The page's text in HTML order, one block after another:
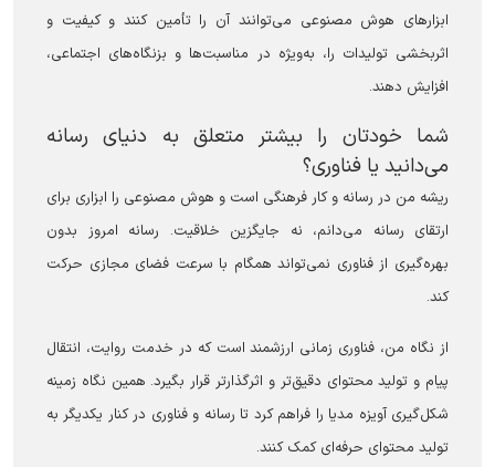
ابزارهای هوش مصنوعی می‌توانند آن را تأمین کنند و کیفیت و
اثربخشی تولیدات را، به‌ویژه در مناسبت‌ها و بزنگاه‌های اجتماعی،
افزایش دهند.
شما خودتان را بیشتر متعلق به دنیای رسانه
می‌دانید یا فناوری؟
ریشه من در رسانه و کار فرهنگی است و هوش مصنوعی را ابزاری برای
ارتقای رسانه می‌دانم، نه جایگزین خلاقیت. رسانه امروز بدون
بهره‌گیری از فناوری نمی‌تواند همگام با سرعت فضای مجازی حرکت
کند.
از نگاه من، فناوری زمانی ارزشمند است که در خدمت روایت، انتقال
پیام و تولید محتوای دقیق‌تر و اثرگذارتر قرار بگیرد. همین نگاه زمینه
شکل‌گیری آویزه مدیا را فراهم کرد تا رسانه و فناوری در کنار یکدیگر به
تولید محتوای حرفه‌ای کمک کنند.